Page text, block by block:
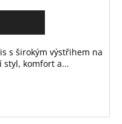
s širokým výstřihem na
komfort a...